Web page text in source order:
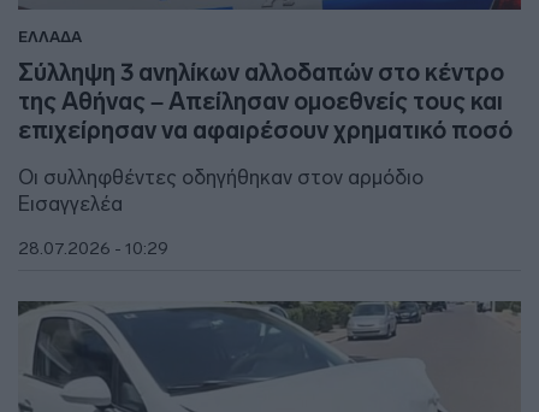
ΕΛΛΑΔΑ
Σύλληψη 3 ανηλίκων αλλοδαπών στο κέντρο
της Αθήνας – Απείλησαν ομοεθνείς τους και
επιχείρησαν να αφαιρέσουν χρηματικό ποσό
Οι συλληφθέντες οδηγήθηκαν στον αρμόδιο
Εισαγγελέα
28.07.2026 - 10:29